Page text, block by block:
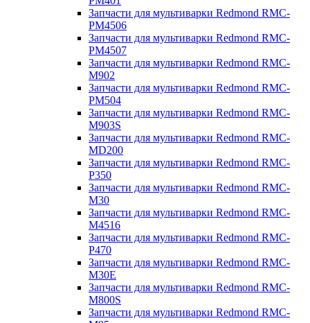
Запчасти для мультиварки Redmond RMC-
PM4506
Запчасти для мультиварки Redmond RMC-
PM4507
Запчасти для мультиварки Redmond RMC-
M902
Запчасти для мультиварки Redmond RMC-
PM504
Запчасти для мультиварки Redmond RMC-
M903S
Запчасти для мультиварки Redmond RMC-
MD200
Запчасти для мультиварки Redmond RMC-
P350
Запчасти для мультиварки Redmond RMC-
M30
Запчасти для мультиварки Redmond RMC-
M4516
Запчасти для мультиварки Redmond RMC-
P470
Запчасти для мультиварки Redmond RMC-
M30E
Запчасти для мультиварки Redmond RMC-
M800S
Запчасти для мультиварки Redmond RMC-